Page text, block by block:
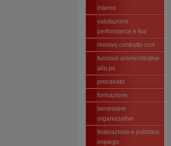
interno
valutazione
performance e fua
rinnovo contratto ccnl
funzioni amministrative
alla ps
precariato
formazione
benessere
organizzativo
federazione e pubblico
impiego